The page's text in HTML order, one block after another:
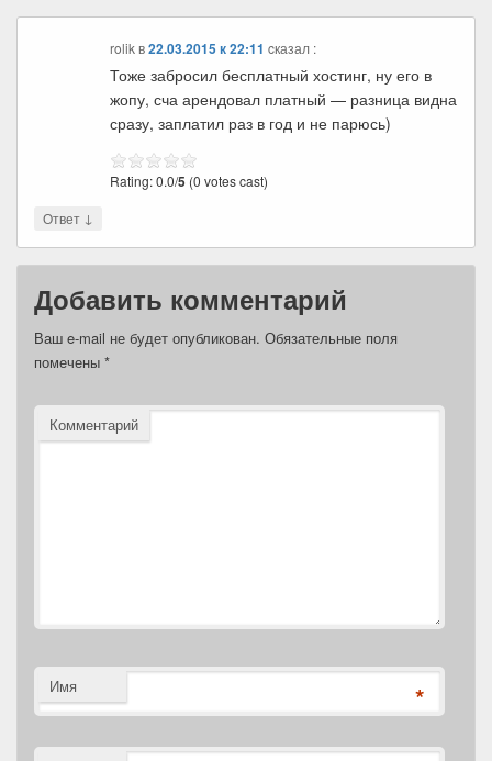
rolikв22.03.2015 к 22:11 cказал :
Тоже забросил бесплатный хостинг, ну его в
жопу, сча арендовал платный — разница видна
сразу, заплатил раз в год и не парюсь)
Rating: 0.0/5 (0 votes cast)
Ответ ↓
Добавить комментарий
Ваш e-mail не будет опубликован. Обязательные поля
помечены *
Комментарий
Имя *